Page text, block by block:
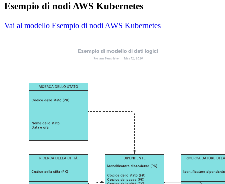
Esempio di nodi AWS Kubernetes
Vai al modello Esempio di nodi AWS Kubernetes